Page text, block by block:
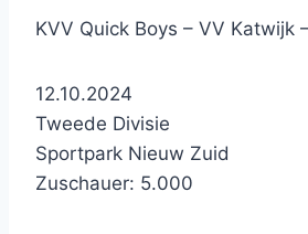
KVV Quick Boys – VV Katwijk
12.10.2024
Tweede Divisie
Sportpark Nieuw Zuid
Zuschauer: 5.000